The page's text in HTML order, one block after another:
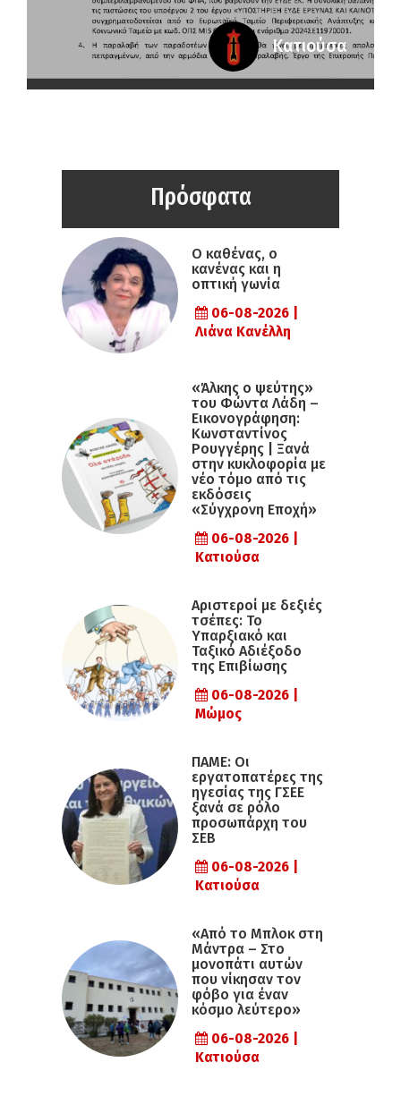
Κατιούσα
Πρόσφατα
Ο καθένας, ο
κανένας και η
οπτική γωνία
06-08-2026 |
Λιάνα Κανέλλη
«Άλκης ο ψεύτης»
του Φώντα Λάδη –
Εικονογράφηση:
Κωνσταντίνος
Ρουγγέρης | Ξανά
στην κυκλοφορία με
νέο τόμο από τις
εκδόσεις
«Σύγχρονη Εποχή»
06-08-2026 |
Κατιούσα
Αριστεροί με δεξιές
τσέπες: Το
Υπαρξιακό και
Ταξικό Αδιέξοδο
της Επιβίωσης
06-08-2026 |
Μώμος
ΠΑΜΕ: Οι
εργατοπατέρες της
ηγεσίας της ΓΣΕΕ
ξανά σε ρόλο
προσωπάρχη του
ΣΕΒ
06-08-2026 |
Κατιούσα
«Από το Μπλοκ στη
Μάντρα – Στο
μονοπάτι αυτών
που νίκησαν τον
φόβο για έναν
κόσμο λεύτερο»
06-08-2026 |
Κατιούσα